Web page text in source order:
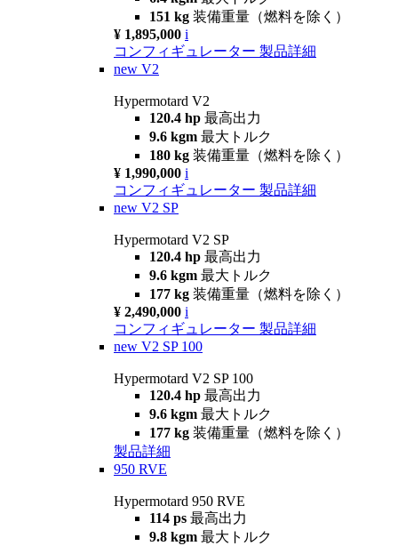
151 kg 装備重量（燃料を除く）
¥ 1,895,000 i
コンフィギュレーター 製品詳細
new V2
Hypermotard V2
120.4 hp 最高出力
9.6 kgm 最大トルク
180 kg 装備重量（燃料を除く）
¥ 1,990,000 i
コンフィギュレーター 製品詳細
new V2 SP
Hypermotard V2 SP
120.4 hp 最高出力
9.6 kgm 最大トルク
177 kg 装備重量（燃料を除く）
¥ 2,490,000 i
コンフィギュレーター 製品詳細
new V2 SP 100
Hypermotard V2 SP 100
120.4 hp 最高出力
9.6 kgm 最大トルク
177 kg 装備重量（燃料を除く）
製品詳細
950 RVE
Hypermotard 950 RVE
114 ps 最高出力
9.8 kgm 最大トルク